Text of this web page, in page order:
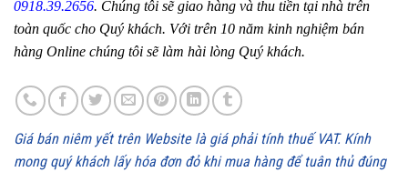
0918.39.2656. Chúng tôi sẽ giao hàng và thu tiền tại nhà trên
toàn quốc cho Quý khách. Với trên 10 năm kinh nghiệm bán
hàng Online chúng tôi sẽ làm hài lòng Quý khách.
Giá bán niêm yết trên Website là giá phải tính thuế VAT. Kính
mong quý khách lấy hóa đơn đỏ khi mua hàng để tuân thủ đúng